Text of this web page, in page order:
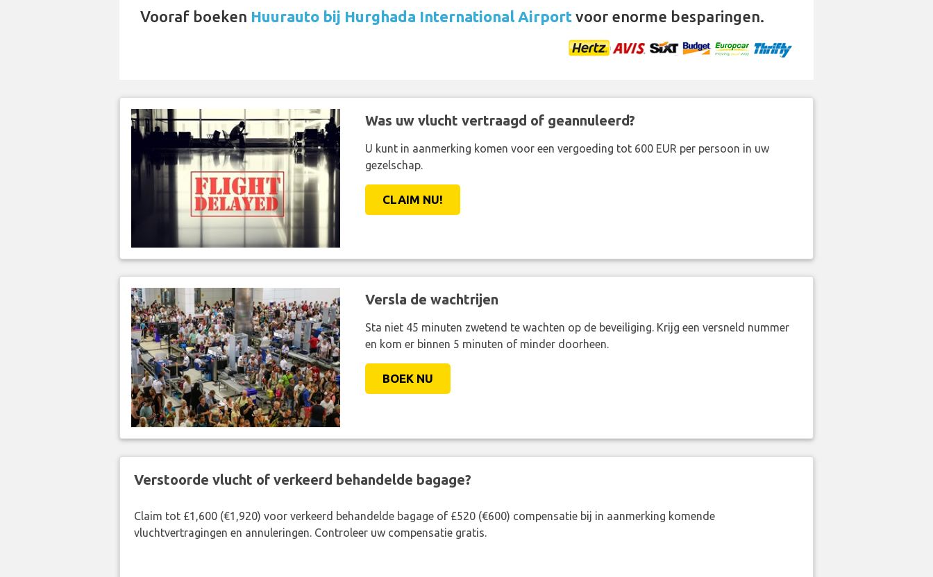
Vooraf boeken Huurauto bij Hurghada International Airport voor enorme besparingen.
Was uw vlucht vertraagd of geannuleerd?
U kunt in aanmerking komen voor een vergoeding tot 600 EUR per persoon in uw
gezelschap.
CLAIM NU!
Versla de wachtrijen
Sta niet 45 minuten zwetend te wachten op de beveiliging. Krijg een versneld nummer
en kom er binnen 5 minuten of minder doorheen.
BOEK NU
Verstoorde vlucht of verkeerd behandelde bagage?
Claim tot £1,600 (€1,920) voor verkeerd behandelde bagage of £520 (€600) compensatie bij in aanmerking komende
vluchtvertragingen en annuleringen. Controleer uw compensatie gratis.